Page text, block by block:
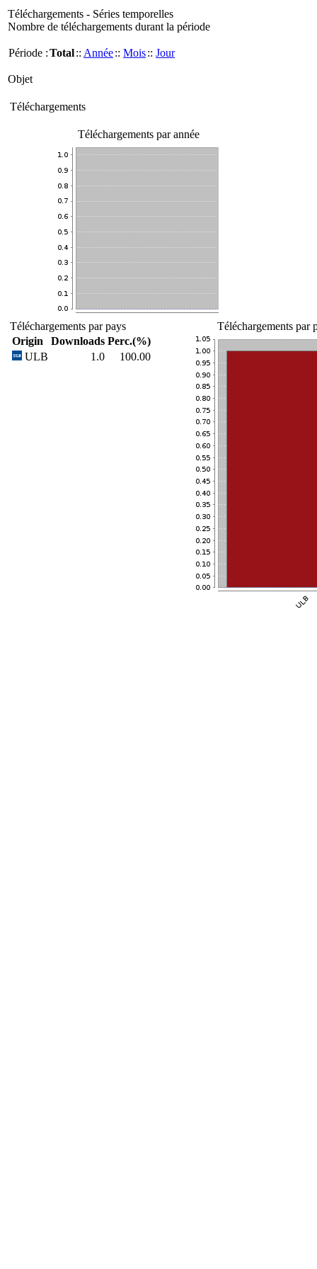
Téléchargements - Séries temporelles
Nombre de téléchargements durant la période
Période :Total:: Année:: Mois:: Jour
Objet
Téléchargements
Téléchargements par année
Téléchargements par pays
Origin
Downloads Perc.(%)
ULB
1.0 100.00
Téléchargements par